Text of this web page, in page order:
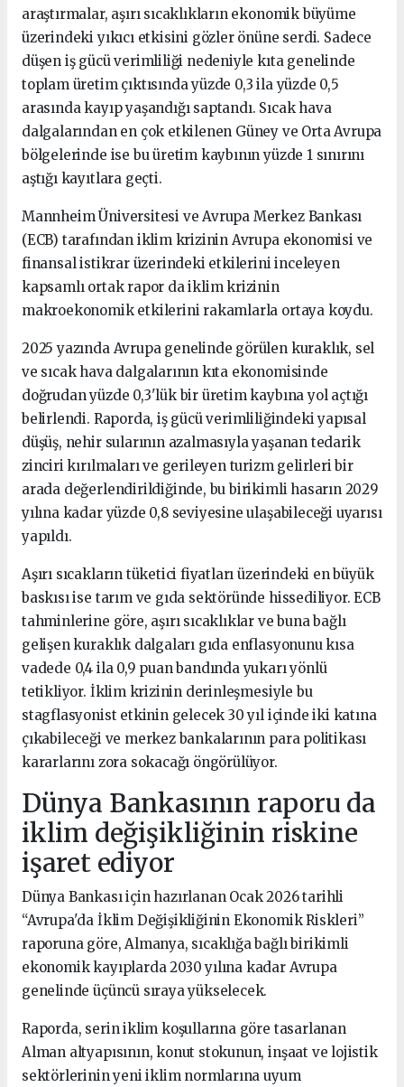
araştırmalar, aşırı sıcaklıkların ekonomik büyüme
üzerindeki yıkıcı etkisini gözler önüne serdi. Sadece
düşen iş gücü verimliliği nedeniyle kıta genelinde
toplam üretim çıktısında yüzde 0,3 ila yüzde 0,5
arasında kayıp yaşandığı saptandı. Sıcak hava
dalgalarından en çok etkilenen Güney ve Orta Avrupa
bölgelerinde ise bu üretim kaybının yüzde 1 sınırını
aştığı kayıtlara geçti.
Mannheim Üniversitesi ve Avrupa Merkez Bankası
(ECB) tarafından iklim krizinin Avrupa ekonomisi ve
finansal istikrar üzerindeki etkilerini inceleyen
kapsamlı ortak rapor da iklim krizinin
makroekonomik etkilerini rakamlarla ortaya koydu.
2025 yazında Avrupa genelinde görülen kuraklık, sel
ve sıcak hava dalgalarının kıta ekonomisinde
doğrudan yüzde 0,3'lük bir üretim kaybına yol açtığı
belirlendi. Raporda, iş gücü verimliliğindeki yapısal
düşüş, nehir sularının azalmasıyla yaşanan tedarik
zinciri kırılmaları ve gerileyen turizm gelirleri bir
arada değerlendirildiğinde, bu birikimli hasarın 2029
yılına kadar yüzde 0,8 seviyesine ulaşabileceği uyarısı
yapıldı.
Aşırı sıcakların tüketici fiyatları üzerindeki en büyük
baskısı ise tarım ve gıda sektöründe hissediliyor. ECB
tahminlerine göre, aşırı sıcaklıklar ve buna bağlı
gelişen kuraklık dalgaları gıda enflasyonunu kısa
vadede 0,4 ila 0,9 puan bandında yukarı yönlü
tetikliyor. İklim krizinin derinleşmesiyle bu
stagflasyonist etkinin gelecek 30 yıl içinde iki katına
çıkabileceği ve merkez bankalarının para politikası
kararlarını zora sokacağı öngörülüyor.
Dünya Bankasının raporu da
iklim değişikliğinin riskine
işaret ediyor
Dünya Bankası için hazırlanan Ocak 2026 tarihli
“Avrupa'da İklim Değişikliğinin Ekonomik Riskleri”
raporuna göre, Almanya, sıcaklığa bağlı birikimli
ekonomik kayıplarda 2030 yılına kadar Avrupa
genelinde üçüncü sıraya yükselecek.
Raporda, serin iklim koşullarına göre tasarlanan
Alman altyapısının, konut stokunun, inşaat ve lojistik
sektörlerinin yeni iklim normlarına uyum